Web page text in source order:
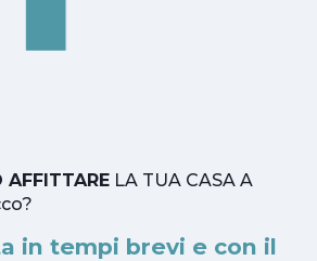
AFFITTARE LA TUA CASA A
in tempi brevi e con il